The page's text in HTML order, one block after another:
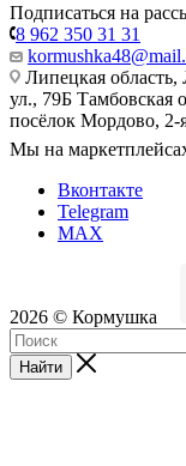
Подписаться на
8 962 350 31 31
Липецкая
ул., 79Б Тамбовская
посёлок Мордово, 2-
Мы на
Вконтакте
Telegram
MAX
2026 © Кормушка
Найти